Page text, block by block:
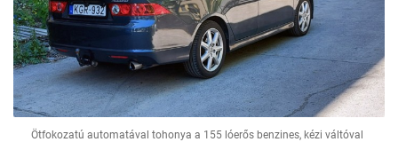
Ötfokozatú automatával tohonya a 155 lóerős benzines, kézi váltóval